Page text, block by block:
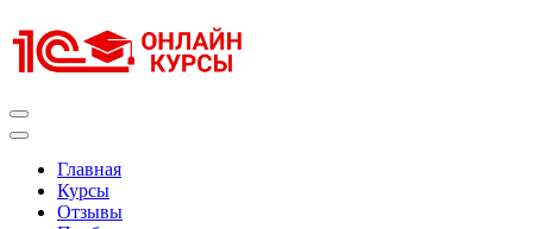
к
содержимому
Главная
Курсы
Отзывы